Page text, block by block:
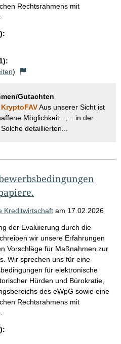
Rechtsrahmens mit
)
Gutachten
KryptoFAVAus unserer Sicht ist
Möglichkeit..., ...in der
. Solche detaillierten...
Kreditwirtschaft am 17.02.2026
der Evaluierung durch die
wir unsere Erfahrungen
Vorschläge für Maßnahmen zur
Wir sprechen uns für eine
für elektronische
Hürden und Bürokratie,
des eWpG sowie eine
Rechtsrahmens mit